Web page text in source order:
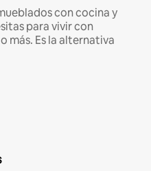
con cocina y
para vivir con
más. Es la alternativa